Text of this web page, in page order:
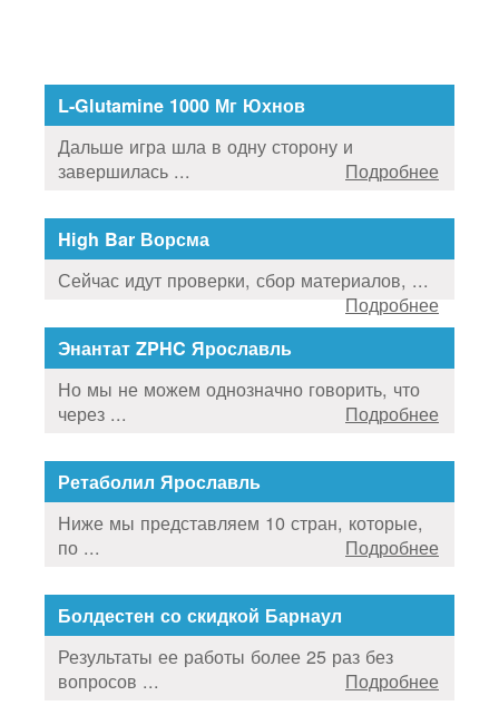
L-Glutamine 1000 Мг Юхнов
Дальше игра шла в одну сторону и
завершилась ...
Подробнее
High Bar Ворсма
Сейчас идут проверки, сбор материалов, ...
Подробнее
Энантат ZPHC Ярославль
Но мы не можем однозначно говорить, что
через ...
Подробнее
Ретаболил Ярославль
Ниже мы представляем 10 стран, которые,
по ...
Подробнее
Болдестен со скидкой Барнаул
Результаты ее работы более 25 раз без
вопросов ...
Подробнее